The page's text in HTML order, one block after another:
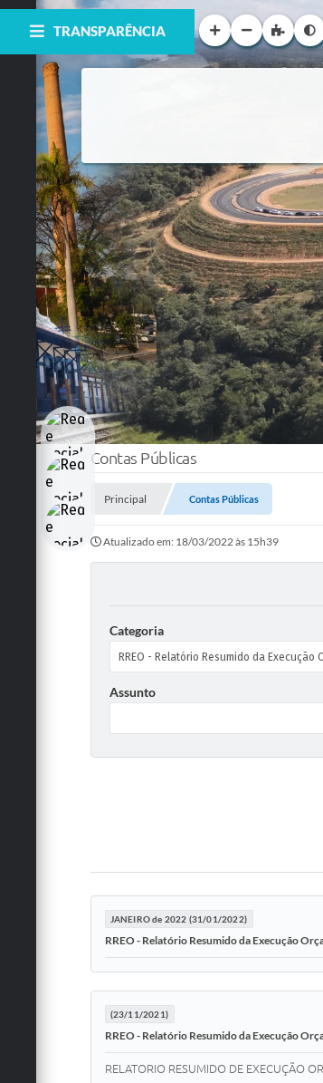
TRANSPARÊNCIA
Contas Públicas
Principal Contas Públicas
Atualizado em: 18/03/2022 às 15h39
Categoria
Assunto
JANEIRO de 2022 (31/01/2022)
RREO - Relatório Resumido da Execução
(23/11/2021)
RREO - Relatório Resumido da Execução
RELATORIO RESUMIDO DE EXECUÇÃO